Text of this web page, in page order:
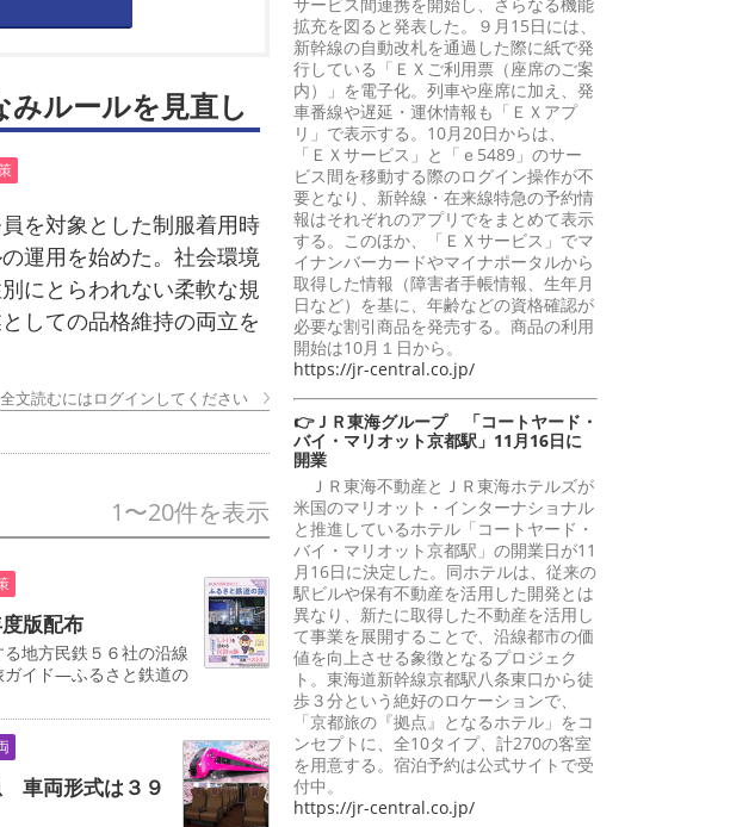
ルールを見直し
を対象とした制服着用時
運用を始めた。社会環境
にとらわれない柔軟な規
しての品格維持の両立を
全文読むにはログインしてください
1〜20件を表示
版配布
地方民鉄５６社の沿線
イド―ふるさと鉄道の
車両形式は３９
拡充を図ると発表した。９月15日には、
新幹線の自動改札を通過した際に紙で発
行している「ＥＸご利用票（座席のご案
内）」を電子化。列車や座席に加え、発
車番線や遅延・運休情報も「ＥＸアプ
リ」で表示する。10月20日からは、
「ＥＸサービス」と「ｅ5489」のサー
ビス間を移動する際のログイン操作が不
要となり、新幹線・在来線特急の予約情
報はそれぞれのアプリでをまとめて表示
する。このほか、「ＥＸサービス」でマ
イナンバーカードやマイナポータルから
取得した情報（障害者手帳情報、生年月
日など）を基に、年齢などの資格確認が
必要な割引商品を発売する。商品の利用
開始は10月１日から。
https://jr-central.co.jp/
👉ＪＲ東海グループ 「コートヤード・
バイ・マリオット京都駅」11月16日に
開業
ＪＲ東海不動産とＪＲ東海ホテルズが
米国のマリオット・インターナショナル
と推進しているホテル「コートヤード・
バイ・マリオット京都駅」の開業日が11
月16日に決定した。同ホテルは、従来の
駅ビルや保有不動産を活用した開発とは
異なり、新たに取得した不動産を活用し
て事業を展開することで、沿線都市の価
値を向上させる象徴となるプロジェク
ト。東海道新幹線京都駅八条東口から徒
歩３分という絶好のロケーションで、
「京都旅の『拠点』となるホテル」をコ
ンセプトに、全10タイプ、計270の客室
を用意する。宿泊予約は公式サイトで受
付中。
https://jr-central.co.jp/